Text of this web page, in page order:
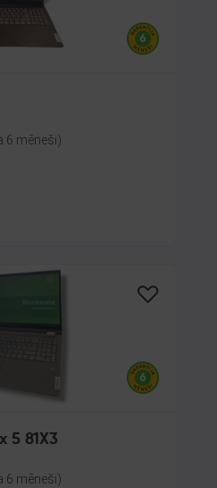
6 mēneši)
5 81X3
6 mēneši)